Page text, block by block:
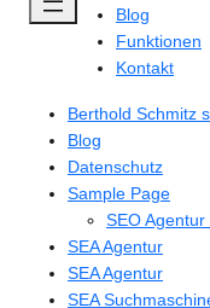
Blog
Funktionen
Kontakt
Berthold Schmitz
Blog
Datenschutz
Sample Page
SEO Agentur
SEA Agentur
SEA Agentur
SEA